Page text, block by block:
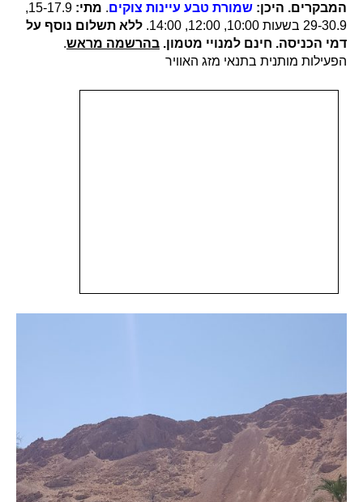
המבקרים. היכן: שמורת טבע עיינות צוקים. מתי:
15-17.9,
29-30.9 בשעות 10:00, 12:00, 14:00.
ללא תשלום נוסף על
דמי הכניסה. חינם למנויי מטמון. בהרשמה מראש.
הפעילות מותנית בתנאי מזג האוויר